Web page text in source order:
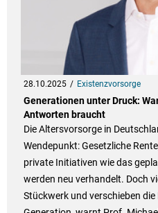
28.10.2025 Existenzvorsorge
Generationen unter Druck:
Antworten braucht
Die Altersvorsorge in
Wendepunkt: Gesetzliche
private Initiativen wie das
werden neu verhandelt. Doch
Stückwerk und verschieben